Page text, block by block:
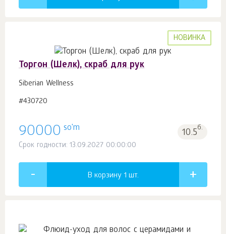
НОВИНКА
Торгон (Шелк), скраб для рук
Siberian Wellness
#430720
90000 so'm 10.5б.
Срок годности: 13.09.2027 00:00:00
В корзину 1 шт.